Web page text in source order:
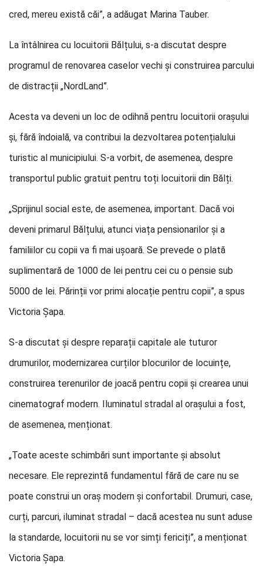
cred, mereu există căi”, a adăugat Marina Tauber.
La întâlnirea cu locuitorii Bălțului, s-a discutat despre
programul de renovarea caselor vechi și construirea parcului
de distracții „NordLand”.
Acesta va deveni un loc de odihnă pentru locuitorii orașului
și, fără îndoială, va contribui la dezvoltarea potențialului
turistic al municipiului. S-a vorbit, de asemenea, despre
transportul public gratuit pentru toți locuitorii din Bălți.
„Sprijinul social este, de asemenea, important. Dacă voi
deveni primarul Bălțului, atunci viața pensionarilor și a
familiilor cu copii va fi mai ușoară. Se prevede o plată
suplimentară de 1000 de lei pentru cei cu o pensie sub
5000 de lei. Părinții vor primi alocație pentru copii”, a spus
Victoria Șapa.
S-a discutat și despre reparații capitale ale tuturor
drumurilor, modernizarea curților blocurilor de locuințe,
construirea terenurilor de joacă pentru copii și crearea unui
cinematograf modern. Iluminatul stradal al orașului a fost,
de asemenea, menționat.
„Toate aceste schimbări sunt importante și absolut
necesare. Ele reprezintă fundamentul fără de care nu se
poate construi un oraș modern și confortabil. Drumuri, case,
curți, parcuri, iluminat stradal – dacă acestea nu sunt aduse
la standarde, locuitorii nu se vor simți fericiți”, a menționat
Victoria Șapa.